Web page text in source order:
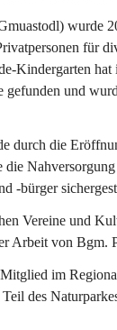
wurde
für
Kindergarten hat
gefunden und
durch die
die
-bürger
Vereine und
Arbeit von Bgm.
im
des